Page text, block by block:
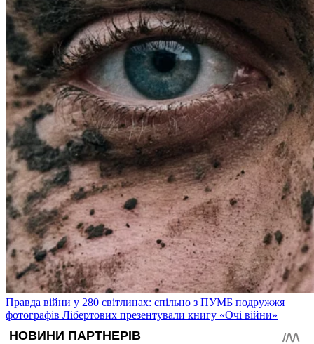
Правда війни у 280 світлинах: спільно з ПУМБ подружжя
фотографів Лібертових презентували книгу «Очі війни»